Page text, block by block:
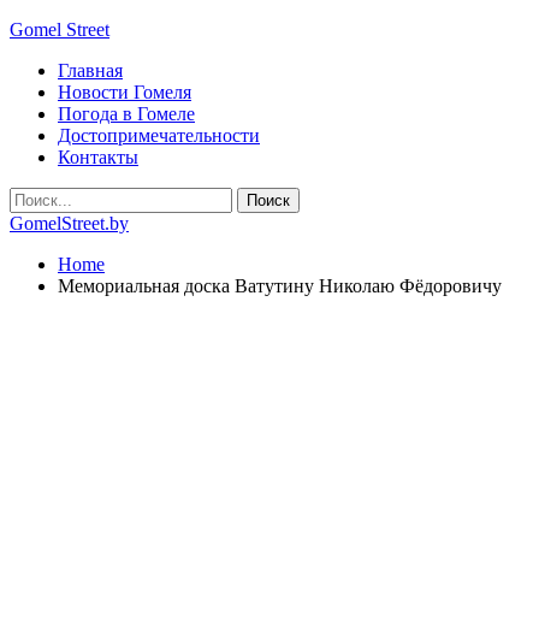
Gomel Street
Главная
Новости Гомеля
Погода в Гомеле
Достопримечательности
Контакты
GomelStreet.by
Home
Мемориальная доска Ватутину Николаю Фёдоровичу